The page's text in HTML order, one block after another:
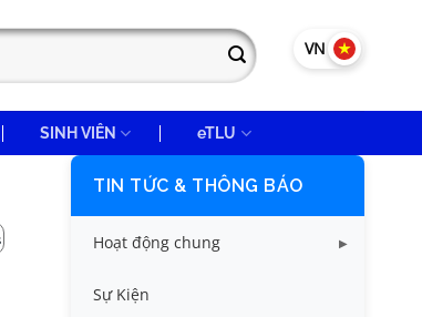
VN EN
SINH VIÊN eTLU
TIN TỨC & THÔNG BÁO
Hoạt động chung
Tin công tác sinh viên
Sự Kiện